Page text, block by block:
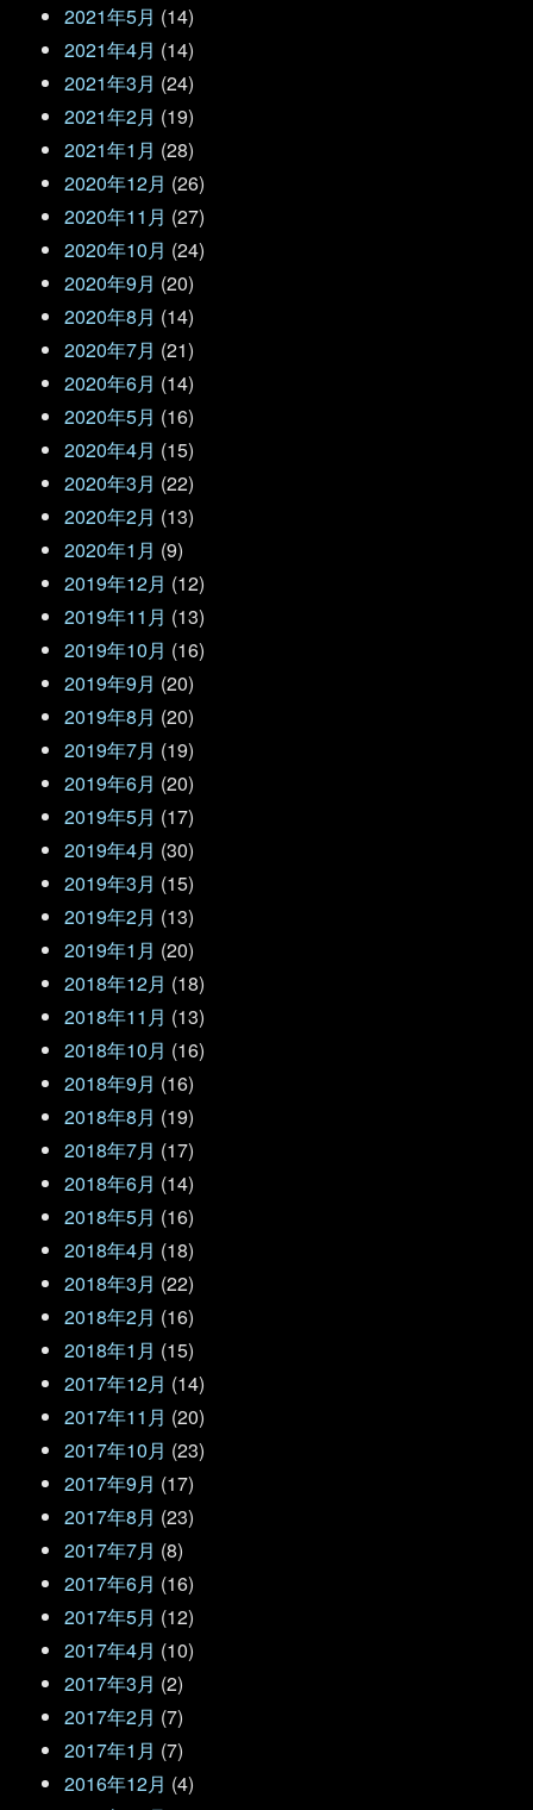
2021年5月 (14)
2021年4月 (14)
2021年3月 (24)
2021年2月 (19)
2021年1月 (28)
2020年12月 (26)
2020年11月 (27)
2020年10月 (24)
2020年9月 (20)
2020年8月 (14)
2020年7月 (21)
2020年6月 (14)
2020年5月 (16)
2020年4月 (15)
2020年3月 (22)
2020年2月 (13)
2020年1月 (9)
2019年12月 (12)
2019年11月 (13)
2019年10月 (16)
2019年9月 (20)
2019年8月 (20)
2019年7月 (19)
2019年6月 (20)
2019年5月 (17)
2019年4月 (30)
2019年3月 (15)
2019年2月 (13)
2019年1月 (20)
2018年12月 (18)
2018年11月 (13)
2018年10月 (16)
2018年9月 (16)
2018年8月 (19)
2018年7月 (17)
2018年6月 (14)
2018年5月 (16)
2018年4月 (18)
2018年3月 (22)
2018年2月 (16)
2018年1月 (15)
2017年12月 (14)
2017年11月 (20)
2017年10月 (23)
2017年9月 (17)
2017年8月 (23)
2017年7月 (8)
2017年6月 (16)
2017年5月 (12)
2017年4月 (10)
2017年3月 (2)
2017年2月 (7)
2017年1月 (7)
2016年12月 (4)